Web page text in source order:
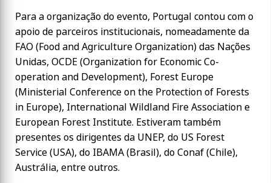
Para a organização do evento, Portugal contou com o
apoio de parceiros institucionais, nomeadamente da
FAO (Food and Agriculture Organization) das Nações
Unidas, OCDE (Organization for Economic Co-
operation and Development), Forest Europe
(Ministerial Conference on the Protection of Forests
in Europe), International Wildland Fire Association e
European Forest Institute. Estiveram também
presentes os dirigentes da UNEP, do US Forest
Service (USA), do IBAMA (Brasil), do Conaf (Chile),
Austrália, entre outros.